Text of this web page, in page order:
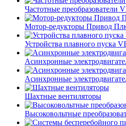
Частотные преобразователи
Мотор-редукторы Привод
Устройства плавного пуска
Асинхронные
Асинхронные
Шахтные вентиляторы
Высоковольтные